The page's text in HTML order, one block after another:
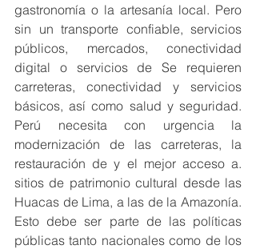
gastronomía o la artesanía local. Pero
sin un transporte confiable, servicios
públicos, mercados, conectividad
digital o servicios de Se requieren
carreteras, conectividad y servicios
básicos, así como salud y seguridad.
Perú necesita con urgencia la
modernización de las carreteras, la
restauración de y el mejor acceso a.
sitios de patrimonio cultural desde las
Huacas de Lima, a las de la Amazonía.
Esto debe ser parte de las políticas
públicas tanto nacionales como de los